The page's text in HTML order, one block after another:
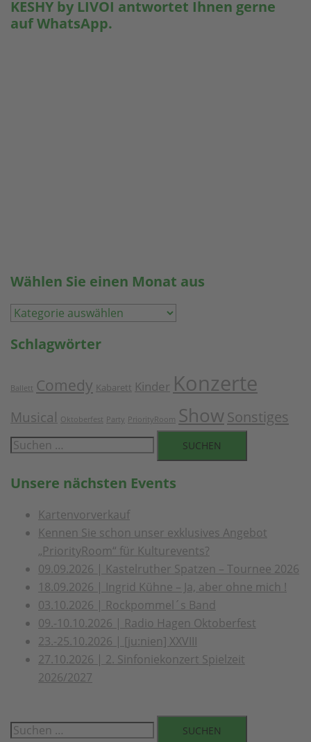
KESHY by LIVOI antwortet Ihnen gerne
auf WhatsApp.
Wählen Sie einen Monat aus
Wählen
einen
aus
Schlagwörter
Ballett Comedy Kabarett Kinder Konzerte
Musical Oktoberfest Party PriorityRoom ShowSonstiges
Suchen
Unsere nächsten Events
Kartenvorverkauf
Kennen Sie schon unser exklusives Angebot
„PriorityRoom“ für Kulturevents?
09.09.2026 | Kastelruther Spatzen – Tournee 2026
18.09.2026 | Ingrid Kühne – Ja, aber ohne mich !
03.10.2026 | Rockpommel´s Band
09.-10.10.2026 | Radio Hagen Oktoberfest
23.-25.10.2026 | [ju:nien] XXVIII
27.10.2026 | 2. Sinfoniekonzert Spielzeit
2026/2027
Suchen